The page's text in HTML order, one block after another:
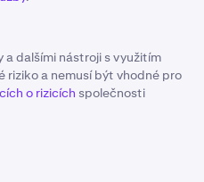
dalšími nástroji s využitím
a nemusí být vhodné pro
o rizicích společnosti